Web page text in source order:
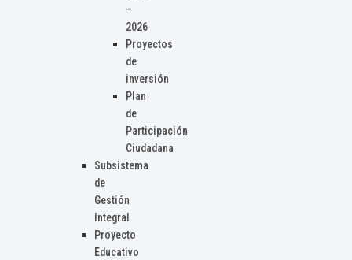
–
2026
Proyectos
de
inversión
Plan
de
Participación
Ciudadana
Subsistema
de
Gestión
Integral
Proyecto
Educativo